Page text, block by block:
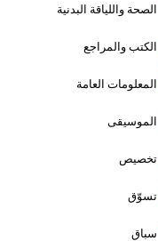
الصحة واللياقة البدنية
الكتب والمراجع
المعلومات العامة
الموسيقى
تخصيص
تسوّق
سباق